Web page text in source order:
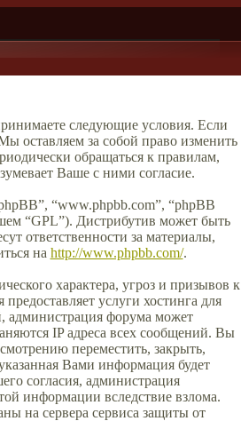
следующие условия. Если
оставляем за собой право изменить
обращаться к правилам,
Ваше с ними согласие.
“www.phpbb.com”, “phpBB
“GPL”). Дистрибутив может быть
ответственности за материалы,
на http://www.phpbb.com/.
характера, угроз и призывов к
услуги хостинга для
администрация форума может
IP адреса всех сообщений. Вы
переместить, закрыть,
Вами информация будет
согласия, администрация
информации вследствие взлома.
на сервера сервиса защиты от